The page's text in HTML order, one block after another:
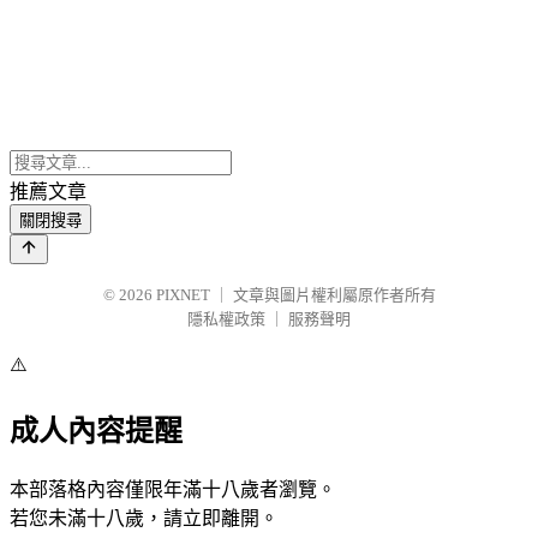
推薦文章
關閉搜尋
© 2026 PIXNET
文章與圖片權利屬原作者所有
隱私權政策
服務聲明
⚠️
成人內容提醒
本部落格內容僅限年滿十八歲者瀏覽。
若您未滿十八歲，請立即離開。